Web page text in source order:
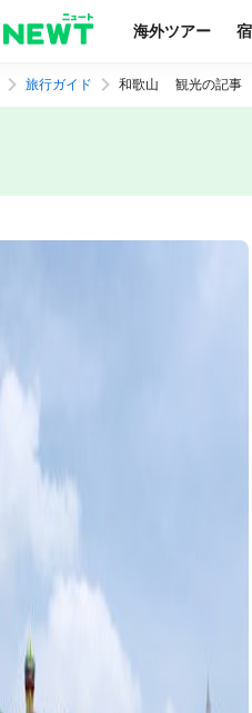
海外ツアー
旅行ガイド 和歌山 観光の記事